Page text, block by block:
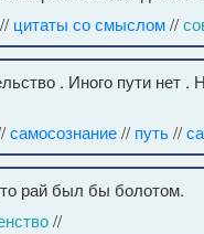
// цитаты со смыслом//
. Иного пути нет .
самосознание// путь//
рай был бы болотом.
//